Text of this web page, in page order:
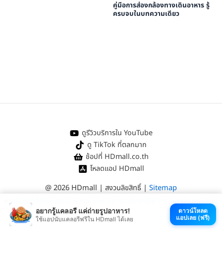
คู่มือการส่องกล้องทางเดินอาหาร รู้
ครบจบในบทความเดียว
ดูรีวิวบริการใน YouTube
ดู TikTok ที่ตลกมาก
ช้อปที่ HDmall.co.th
โหลดแอป HDmall
@ 2026 HDmall | สงวนลิขสิทธิ์ | Sitemap
หาคลินิกใกล้บ้าน ตรวจสุขภาพทั่วไป
อยากรู้แคลอรี แค่ถ่ายรูปอาหาร!
ใช้แอปนับแคลอรีฟรีใน HDmall ได้เลย
ดาวน์โหลด
แอปเลย (ฟรี)